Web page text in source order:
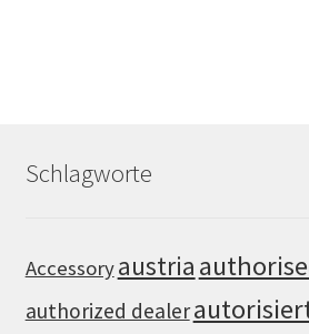
Schlagworte
Accessoryaustria
authorized dealer